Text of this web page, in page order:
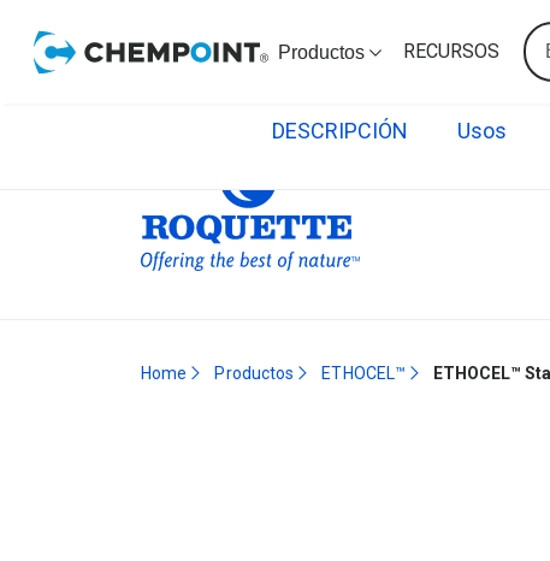
Productos RECURSOS
Home Productos ETHOCEL™ ETHOCEL™
DESCRIPCIÓN Usos